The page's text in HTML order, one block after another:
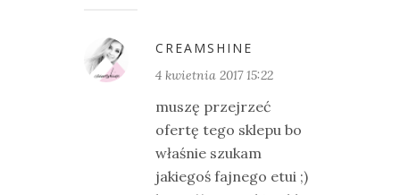
CREAMSHINE
4 kwietnia 2017 15:22
muszę przejrzeć
ofertę tego sklepu bo
właśnie szukam
jakiegoś fajnego etui ;)